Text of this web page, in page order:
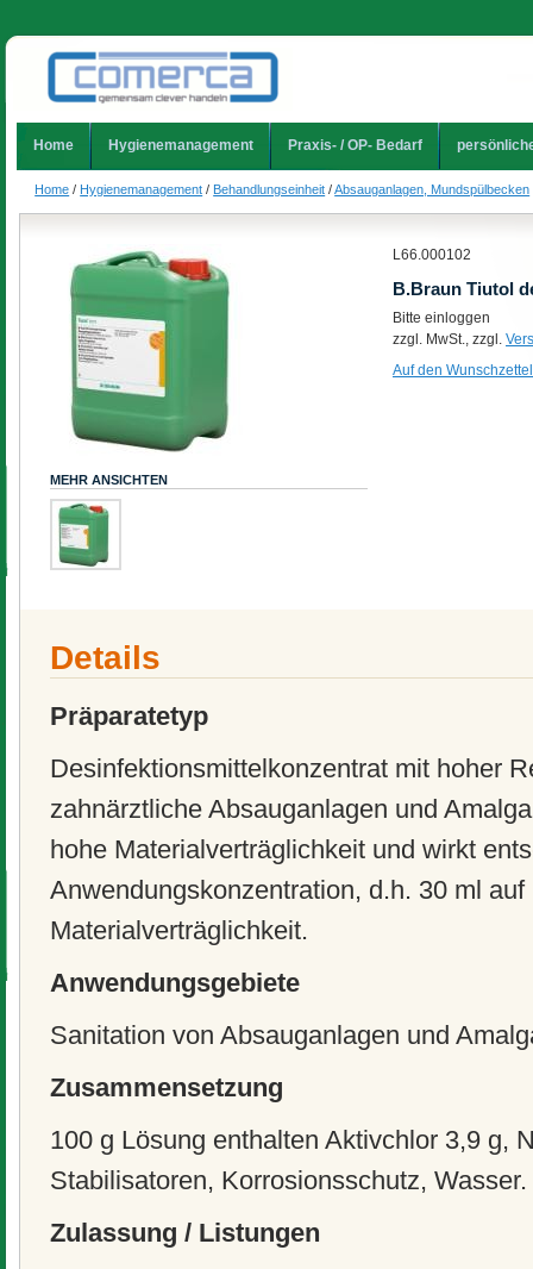
Home Hygienemanagement Praxis- / OP- Bedarf
Home / Hygienemanagement / Behandlungseinheit /Absauganlagen, Mundspülbecken
L66.000102
B.Braun Tiutol
Bitte einloggen
zzgl. MwSt., zzgl.
Auf den Wunschzettel
MEHR ANSICHTEN
Details
Präparatetyp
Desinfektionsmittelkonzentrat mit hoher
zahnärztliche Absauganlagen und
hohe Materialverträglichkeit und wirkt
Anwendungskonzentration, d.h. 30 ml
Materialverträglichkeit.
Anwendungsgebiete
Sanitation von Absauganlagen und
Zusammensetzung
100 g Lösung enthalten Aktivchlor 3,9 g,
Stabilisatoren, Korrosionsschutz, Wasser.
Zulassung / Listungen